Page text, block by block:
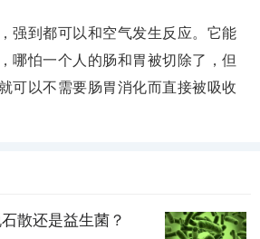
强到都可以和空气发生反应。它能
哪怕一个人的肠和胃被切除了，但
可以不需要肠胃消化而直接被吸收
散还是益生菌？